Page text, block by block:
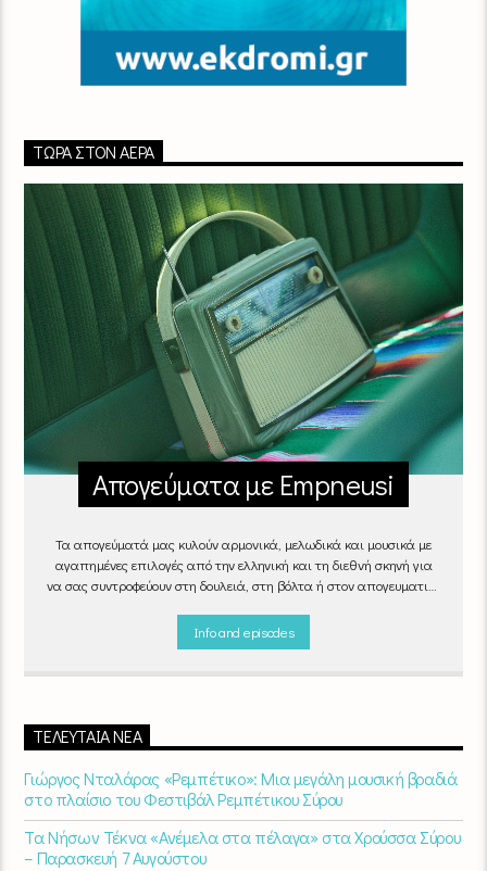
ΤΏΡΑ ΣΤΟΝ ΑΈΡΑ
Απογεύματα με Empneusi
Τα απογεύματά μας κυλούν αρμονικά, μελωδικά και μουσικά με
αγαπημένες επιλογές από την ελληνική και τη διεθνή σκηνή για
να σας συντροφεύουν στη δουλειά, στη βόλτα ή στον απογευματινό
με Empneusi", Καθημερινά & Σαββατοκύριακα 17:00 – 20:00.
Info and episodes
ΤΕΛΕΥΤΑΊΑ ΝΈΑ
Γιώργος Νταλάρας «Ρεμπέτικο»: Μια μεγάλη μουσική βραδιά
στο πλαίσιο του Φεστιβάλ Ρεμπέτικου Σύρου
Τα Νήσων Τέκνα «Ανέμελα στα πέλαγα» στα Χρούσσα Σύρου
– Παρασκευή 7 Αυγούστου